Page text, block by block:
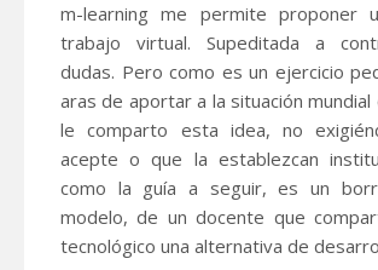
m-learning me permite proponer
trabajo virtual. Supeditada a
dudas. Pero como es un ejercicio
aras de aportar a la situación mundial
le comparto esta idea, no
acepte o que la establezcan
como la guía a seguir, es un
modelo, de un docente que
tecnológico una alternativa de